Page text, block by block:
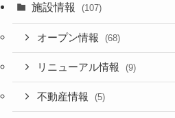
施設情報 (107)
オープン情報 (68)
リニューアル情報 (9)
不動産情報 (5)